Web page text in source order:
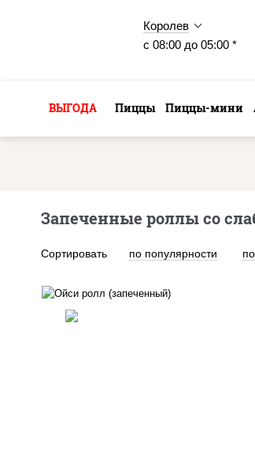
Королев
с 08:00 до 05:00 *
ВЫГОДА Пиццы Пиццы-мини
Запеченные роллы со
Сортировать по популярности